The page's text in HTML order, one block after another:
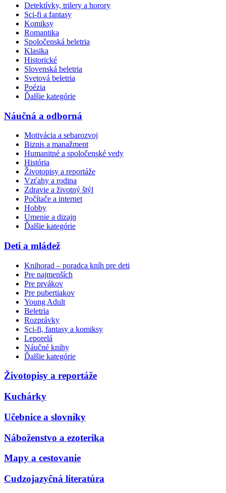
Detektívky, trilery a horory
Sci-fi a fantasy
Komiksy
Romantika
Spoločenská beletria
Klasika
Historické
Slovenská beletria
Svetová beletria
Poézia
Ďalšie kategórie
Náučná a odborná
Motivácia a sebarozvoj
Biznis a manažment
Humanitné a spoločenské vedy
História
Životopisy a reportáže
Vzťahy a rodina
Zdravie a životný štýl
Počítače a internet
Hobby
Umenie a dizajn
Ďalšie kategórie
Deti a mládež
Knihorad – poradca kníh pre deti
Pre najmenších
Pre prvákov
Pre pubertiakov
Young Adult
Beletria
Rozprávky
Sci-fi, fantasy a komiksy
Leporelá
Náučné knihy
Ďalšie kategórie
Životopisy a reportáže
Kuchárky
Učebnice a slovníky
Náboženstvo a ezoterika
Mapy a cestovanie
Cudzojazyčná literatúra